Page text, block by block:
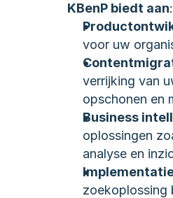
KBenP biedt aan:
voor uw
verrijking van
opschonen en
Business
oplossingen
analyse en
zoekoplossing